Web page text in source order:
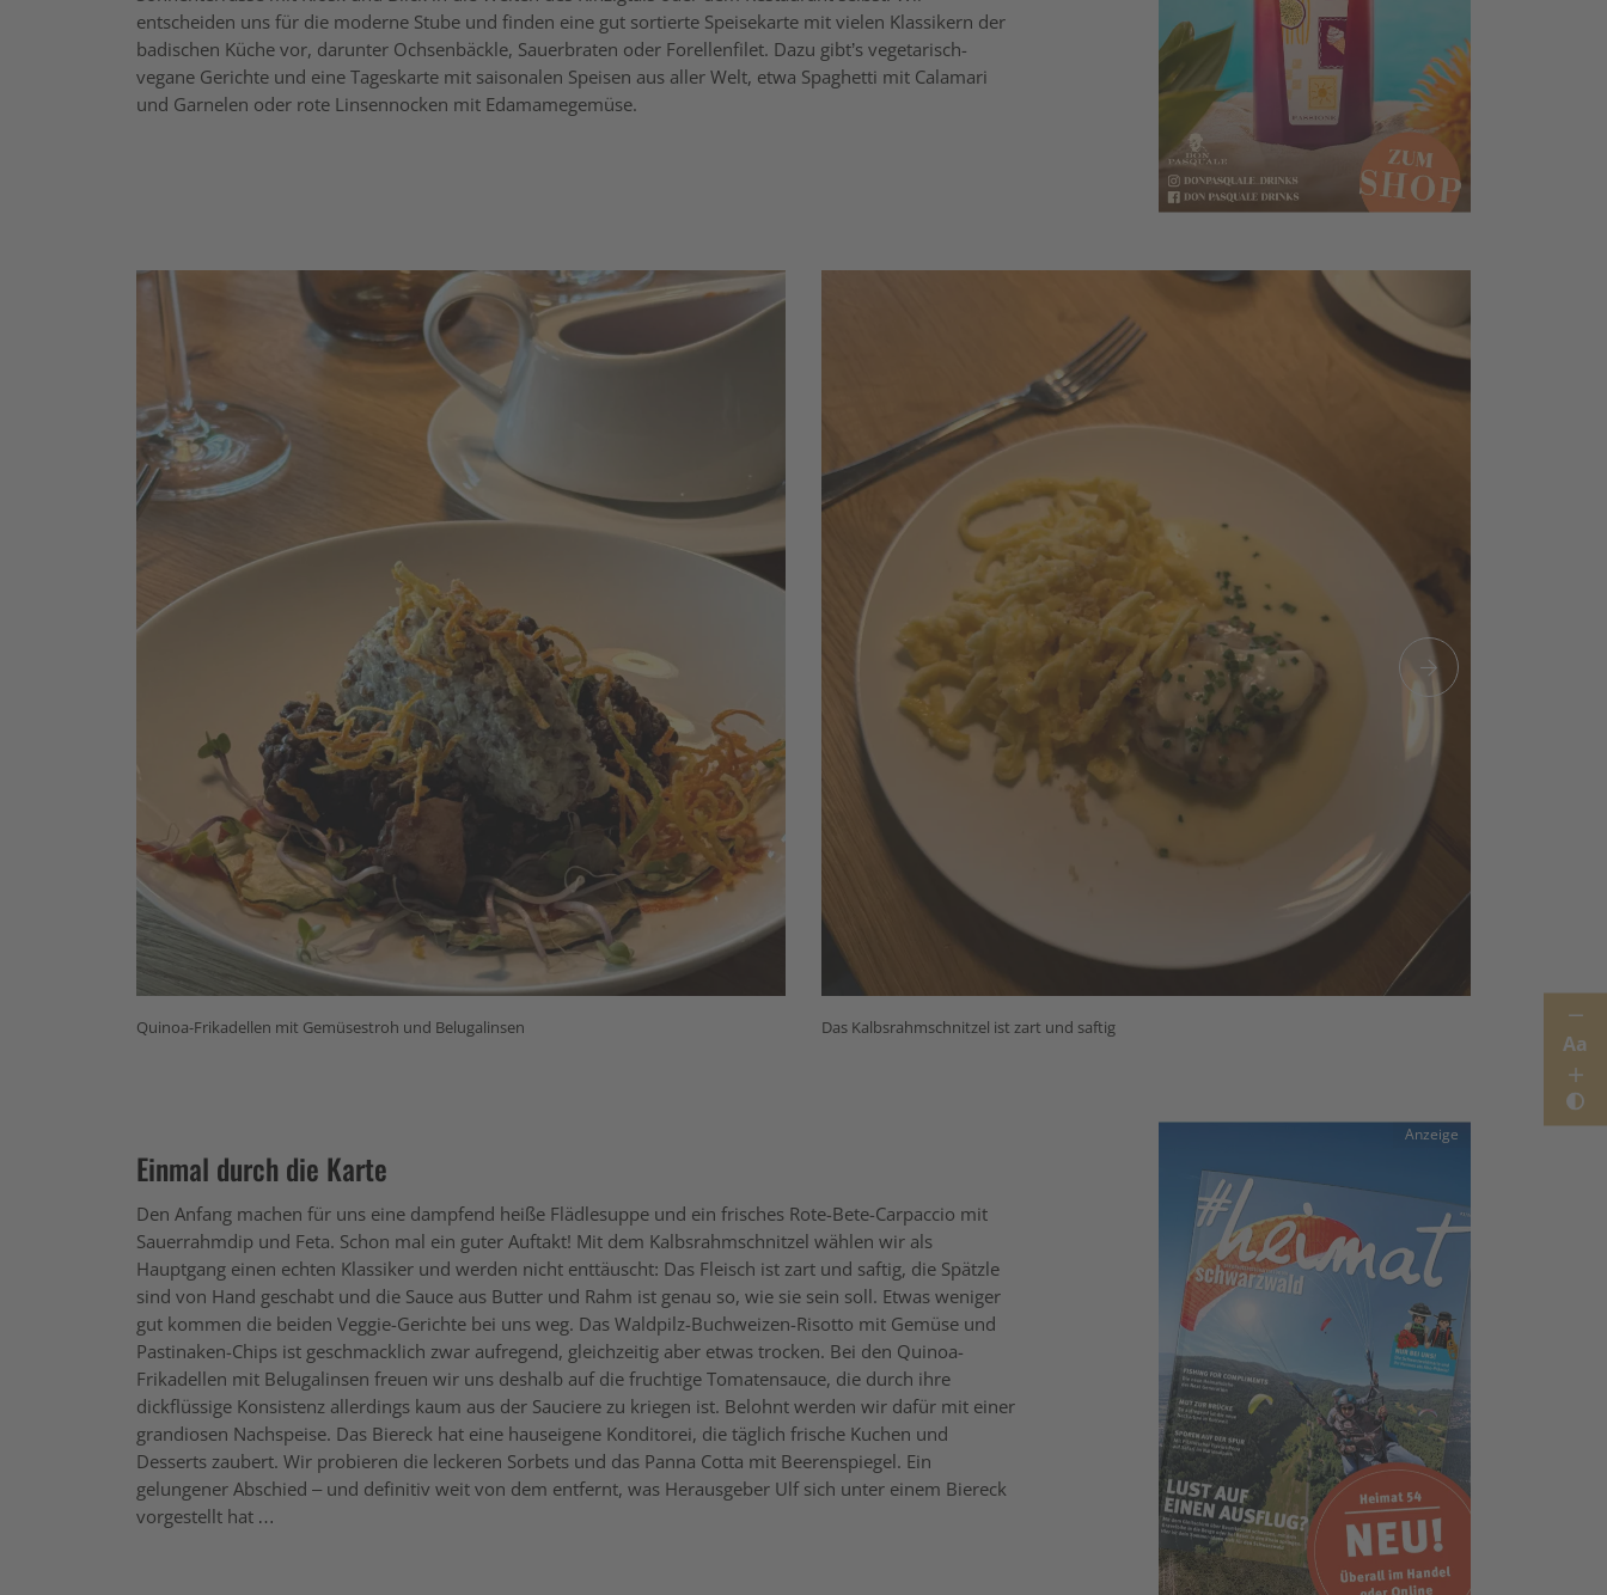
Aa
entscheiden uns für die moderne Stube und finden eine gut sortierte Speisekarte mit vielen Klassikern der
badischen Küche vor, darunter Ochsenbäckle, Sauerbraten oder Forellenfilet. Dazu gibt’s vegetarisch-
vegane Gerichte und eine Tageskarte mit saisonalen Speisen aus aller Welt, etwa Spaghetti mit Calamari
und Garnelen oder rote Linsennocken mit Edamamegemüse.
Quinoa-Frikadellen mit Gemüsestroh und Belugalinsen Das Kalbsrahmschnitzel ist zart und saftig
Einmal durch die Karte
Den Anfang machen für uns eine dampfend heiße Flädlesuppe und ein frisches Rote-Bete-Carpaccio mit
Sauerrahmdip und Feta. Schon mal ein guter Auftakt! Mit dem Kalbsrahmschnitzel wählen wir als
Hauptgang einen echten Klassiker und werden nicht enttäuscht: Das Fleisch ist zart und saftig, die Spätzle
sind von Hand geschabt und die Sauce aus Butter und Rahm ist genau so, wie sie sein soll. Etwas weniger
gut kommen die beiden Veggie-Gerichte bei uns weg. Das Waldpilz-Buchweizen-Risotto mit Gemüse und
Pastinaken-Chips ist geschmacklich zwar aufregend, gleichzeitig aber etwas trocken. Bei den Quinoa-
Frikadellen mit Belugalinsen freuen wir uns deshalb auf die fruchtige Tomatensauce, die durch ihre
dickflüssige Konsistenz allerdings kaum aus der Sauciere zu kriegen ist. Belohnt werden wir dafür mit einer
grandiosen Nachspeise. Das Biereck hat eine hauseigene Konditorei, die täglich frische Kuchen und
Desserts zaubert. Wir probieren die leckeren Sorbets und das Panna Cotta mit Beerenspiegel. Ein
gelungener Abschied – und definitiv weit von dem entfernt, was Herausgeber Ulf sich unter einem Biereck
vorgestellt hat …
Anzeige